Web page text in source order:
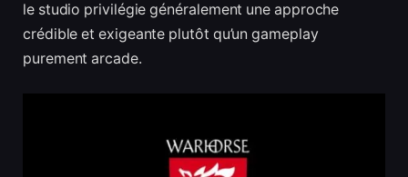
le studio privilégie généralement une approche
crédible et exigeante plutôt qu’un gameplay
purement arcade.